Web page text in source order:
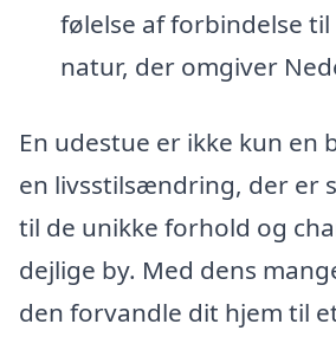
følelse af forbindelse
natur, der omgiver
En udestue er ikke kun en
en livsstilsændring, der er
til de unikke forhold og
dejlige by. Med dens
den forvandle dit hjem til